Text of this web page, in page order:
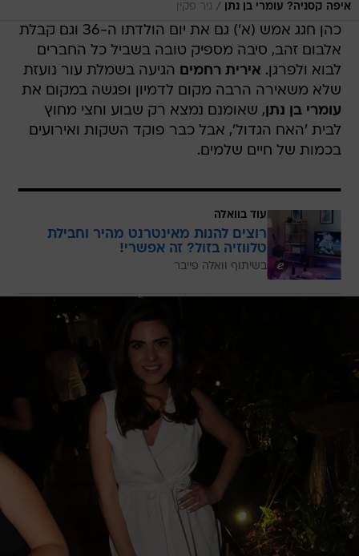
איפה קסניה? עומרי בן נתן / ניר פקין
כהן חגג אמש (א') גם את יום הולדתו ה-36 וגם קבלת
אלבום זהב, סיבה מספיק טובה בשביל כל החברים
לבוא ולפרגן. אירית רחמים הגיעה בשמלת עור נועזת
שלא משאירה הרבה מקום לדמיון ופגשה במקום את
עומרי בן נתן, שאומנם נמצא רק שבוע וחצי מחוץ
לבית 'האח הגדול', אבל כבר פוקד השקות ואירועים
בכמות של חיים שלמים.
עוד בוואלה
רוצים להנות מאינטרנט מהיר וחבילת
טלווזיה בזול? זה אפשרי!
בשיתוף וואלה פייבר